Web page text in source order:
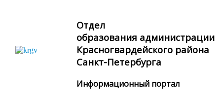
Отдел
образования администрации
Красногвардейского района
Санкт-Петербурга
Информационный портал